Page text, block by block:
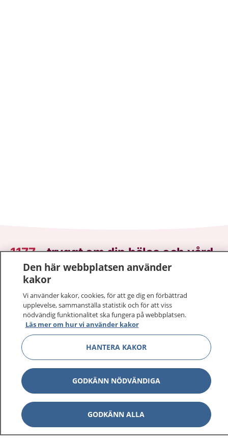
1177–tryggt om din hälsa och vård
På 1177.se får du råd om hälsa och information om
Logga in för att läsa din journal och göra dina
vårdärenden. Ring telefonnummer 1177 för
sjukvårdsrådgivning dygnet runt.
1177 ger dig råd när du vill må bättre.
1177 på flera språk Visa
Om 1177 Visa
Den här webbplatsen använder
kakor
Vi använder kakor, cookies, för att ge dig en förbättrad
upplevelse, sammanställa statistik och för att viss
nödvändig funktionalitet ska fungera på webbplatsen.
Läs mer om hur vi använder kakor
HANTERA KAKOR
GODKÄNN NÖDVÄNDIGA
GODKÄNN ALLA